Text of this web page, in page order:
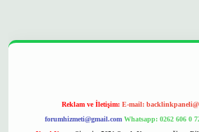
Reklam ve İletişim: E-mail:
forumhizmeti@gmail.com Whatsapp: 0262 606 0